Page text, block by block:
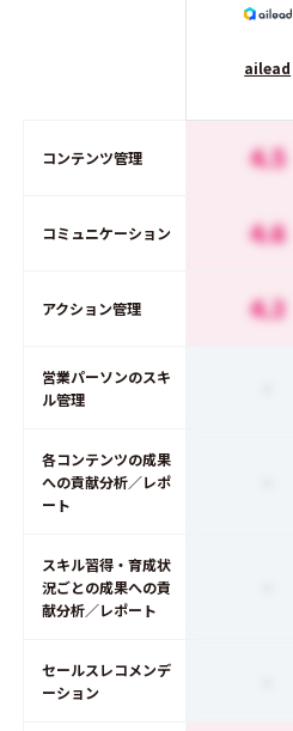
ailead
コンテンツ管理 4.5
コミュニケーション 4.6
アクション管理 4.3
営業パーソンのスキ
ル管理
各コンテンツの成果
への貢献分析／レポ
ート
スキル習得・育成状
況ごとの成果への貢
献分析／レポート
セールスレコメンデ
ーション